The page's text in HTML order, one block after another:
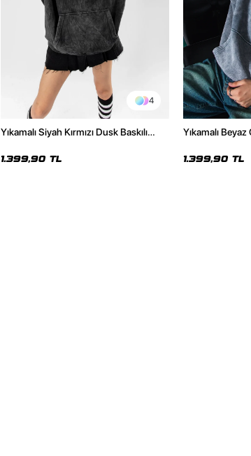
4
Yıkamalı Siyah Kırmızı Dusk Baskılı
1.399,90 TL
Yıkamalı Beyaz
1.399,90 TL